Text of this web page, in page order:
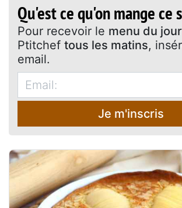
Qu'est ce qu'on mange ce
Pour recevoir le menu du jour
Ptitchef tous les matins,
email.
Je m'inscris